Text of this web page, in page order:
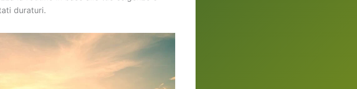
duraturi.